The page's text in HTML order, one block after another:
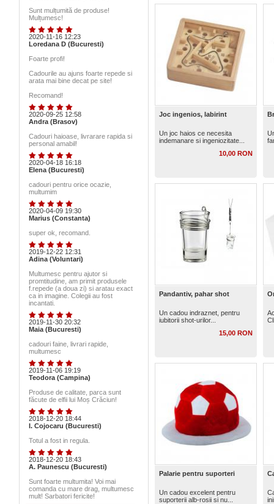
Sunt mulțumită de produse!
Mulțumesc!
2020-11-16 12:23
Loredana D (Bucuresti)
Foarte profi!
Cadourile au ajuns foarte repede si
arata mai bine decat pe site!
Recomand!
2020-09-25 12:58
Andra (Brasov)
Cadouri haioase, livrarare rapida si
personal amabil!
2020-04-18 16:18
Elena (Bucuresti)
cadouri pentru orice ocazie,
multumim
2020-04-09 19:30
Marius (Constanta)
super ok, recomand.
2019-12-22 12:31
Adina (Voluntari)
Multumesc pentru ajutor si
promtitudine, am primit produsele
f.repede (a doua zi) si aratau exact
ca in imagine. Colegii au fost
incantati.
2019-11-30 20:32
Maia (Bucuresti)
cadouri faine, livrari rapide,
multumesc
2019-11-06 19:19
Teodora (Campina)
Produse de calitate, parca sunt
făcute de elfii lui Moș Crăciun!
2018-12-20 18:44
I. Cojocaru (Bucuresti)
Totul a fost in regula.
2018-12-20 18:43
A. Paunescu (Bucuresti)
Sunt foarte multumita! Voi mai
comanda cu mare drag, multumesc
mult! Sarbatori fericite!
Joc ingenios, labirint
Un joc haios ce necesita
indemanare si ingeniozitate...
10,00 RON
Pandantiv, pahar shot
Un cadou indraznet, pentru
iubitorii shot-urilor...
15,00 RON
Palarie pentru suporteri
Un cadou excelent pentru
suporterii alb-rosii si nu...